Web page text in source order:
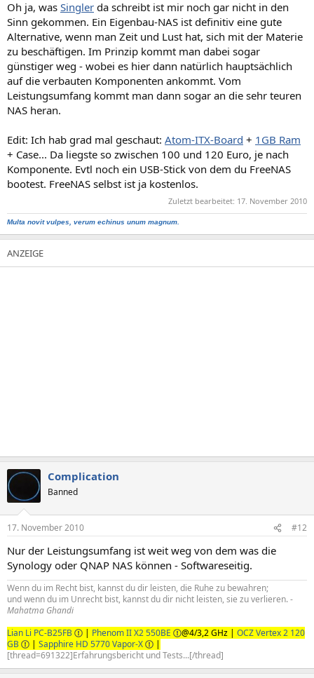
Oh ja, was Singler da schreibt ist mir noch gar nicht in den
Sinn gekommen. Ein Eigenbau-NAS ist definitiv eine gute
Alternative, wenn man Zeit und Lust hat, sich mit der Materie
zu beschäftigen. Im Prinzip kommt man dabei sogar
günstiger weg - wobei es hier dann natürlich hauptsächlich
auf die verbauten Komponenten ankommt. Vom
Leistungsumfang kommt man dann sogar an die sehr teuren
NAS heran.
Edit: Ich hab grad mal geschaut: Atom-ITX-Board + 1GB Ram
+ Case... Da liegste so zwischen 100 und 120 Euro, je nach
Komponente. Evtl noch ein USB-Stick von dem du FreeNAS
bootest. FreeNAS selbst ist ja kostenlos.
Zuletzt bearbeitet: 17. November 2010
Multa novit vulpes, verum echinus unum magnum.
Complication
Banned
17. November 2010 #12
Nur der Leistungsumfang ist weit weg von dem was die
Synology oder QNAP NAS können - Softwareseitig.
Wenn du im Recht bist, kannst du dir leisten, die Ruhe zu bewahren;
und wenn du im Unrecht bist, kannst du dir nicht leisten, sie zu verlieren. -
Mahatma Ghandi
Lian Li PC-B25FB
| Phenom II X2 550BE @4/3,2 GHz | OCZ Vertex 2 120
GB
| Sapphire HD 5770 Vapor-X
|
[thread=691322]Erfahrungsbericht und Tests...[/thread]